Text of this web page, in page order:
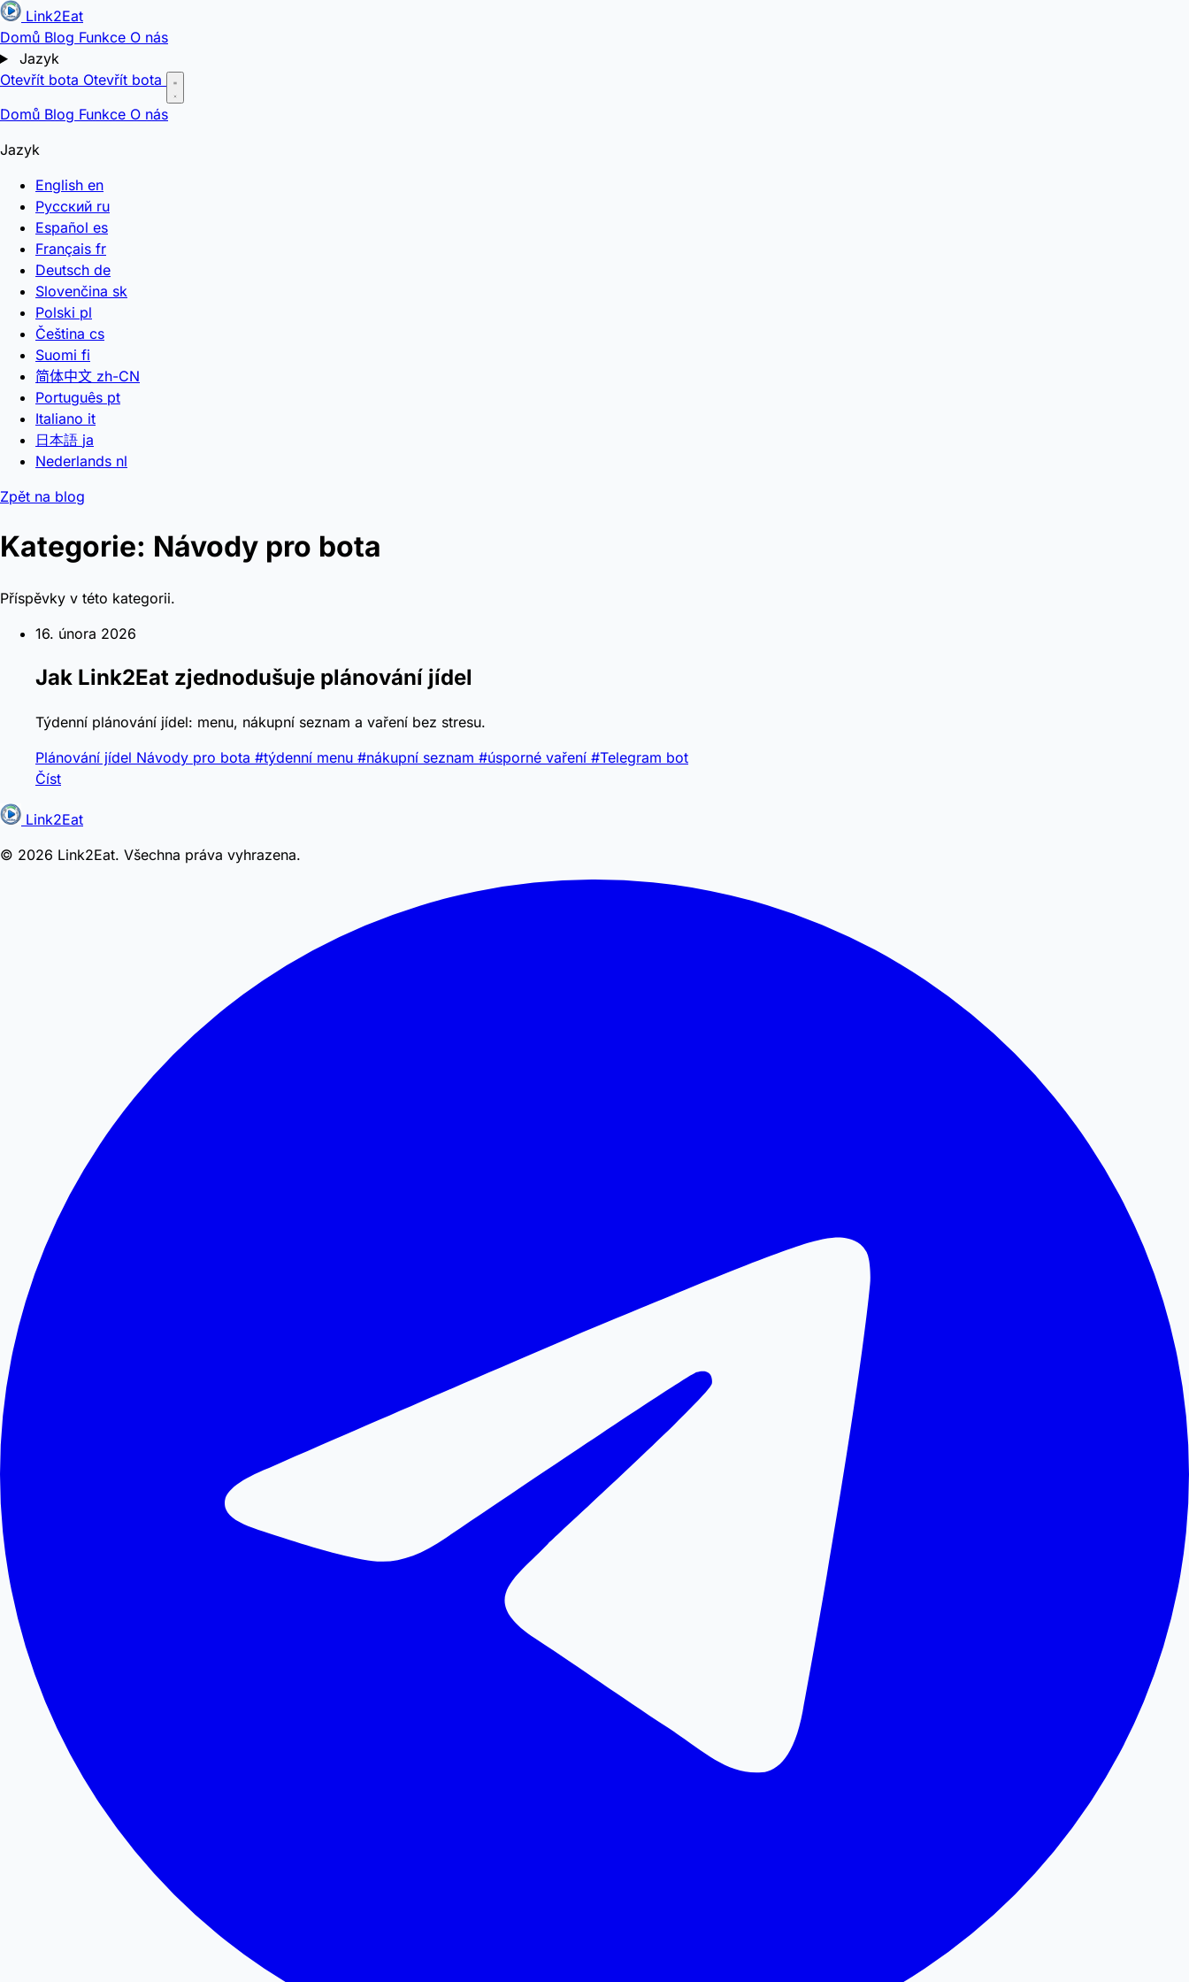
Link2Eat
Domů Blog Funkce O nás
Jazyk
Otevřít bota Otevřít bota
Domů Blog Funkce O nás
Jazyk
English en
Русский ru
Español es
Français fr
Deutsch de
Slovenčina sk
Polski pl
Čeština cs
Suomi fi
简体中文 zh-CN
Português pt
Italiano it
日本語 ja
Nederlands nl
Zpět na blog
Kategorie: Návody pro bota
Příspěvky v této kategorii.
16. února 2026
Jak Link2Eat zjednodušuje plánování jídel
Týdenní plánování jídel: menu, nákupní seznam a vaření bez stresu.
Plánování jídel Návody pro bota #týdenní menu #nákupní seznam #úsporné vaření #Telegram bot
Číst
Link2Eat
© 2026 Link2Eat. Všechna práva vyhrazena.